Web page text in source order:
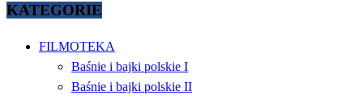
KATEGORIE
FILMOTEKA
Baśnie i bajki polskie I
Baśnie i bajki polskie II